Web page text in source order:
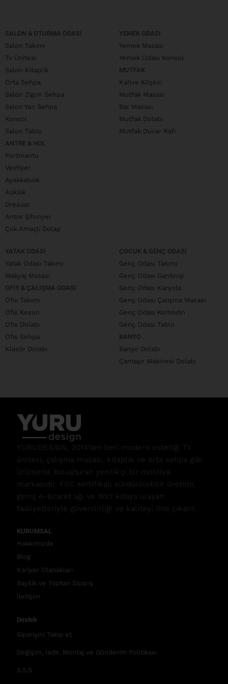
SALON & OTURMA ODASI
Salon Takımı
Tv Ünitesi
Salon Kitaplık
Orta Sehpa
Salon Zigon Sehpa
Salon Yan Sehpa
Konsol
Salon Tablo
ANTRE & HOL
Portmanto
Vestiyer
Ayakkabılık
Askılık
Dresuar
Antre Şifonyer
Çok Amaçlı Dolap
YEMEK ODASI
Yemek Masası
Yemek Odası Konsol
MUTFAK
Kahve Köşesi
Mutfak Masası
Bar Masası
Mutfak Dolabı
Mutfak Duvar Rafı
YATAK ODASI
Yatak Odası Takımı
Makyaj Masası
OFIS & ÇALIŞMA ODASI
Ofis Takımı
Ofis Keson
Ofis Dolabı
Ofis Sehpa
Klasör Dolabı
ÇOCUK & GENÇ ODASI
Genç Odası Takımı
Genç Odası Gardırop
Genç Odası Karyola
Genç Odası Çalışma Masası
Genç Odası Komodin
Genç Odası Tablo
BANYO
Banyo Dolabı
Çamaşır Makinesi Dolabı
YURUDESIGN, 2014’ten beri modern estetiği TV
ünitesi, çalışma masası, kitaplık ve orta sehpa gibi
ürünlerle buluşturan yenilikçi bir mobilya
markasıdır. FSC sertifikalı sürdürülebilir üretimi,
geniş e-ticaret ağı ve dört kıtaya ulaşan
faaliyetleriyle güvenilirliği ve kaliteyi öne çıkarır.
KURUMSAL
Hakkımızda
Blog
Kariyer Olanakları
Bayilik ve Toptan Sipariş
İletişim
Destek
Siparişini Takip et
Değişim, İade, Montaj ve Gönderim Politikası
S.S.S